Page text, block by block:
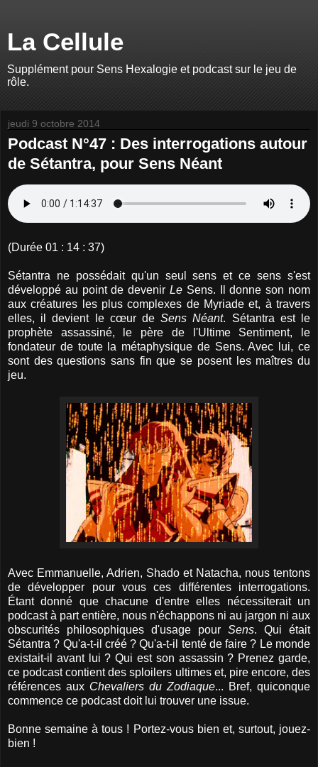
La Cellule
Supplément pour Sens Hexalogie et podcast sur le jeu de
rôle.
jeudi 9 octobre 2014
Podcast N°47 : Des interrogations autour
de Sétantra, pour Sens Néant
(Durée 01 : 14 : 37)
Sétantra ne possédait qu'un seul sens et ce sens s'est
développé au point de devenir Le Sens. Il donne son nom
aux créatures les plus complexes de Myriade et, à travers
elles, il devient le cœur deSens Néant. Sétantra est le
prophète assassiné, le père de l'Ultime Sentiment, le
fondateur de toute la métaphysique de Sens. Avec lui, ce
sont des questions sans fin que se posent les maîtres du
jeu.
Avec Emmanuelle, Adrien, Shado et Natacha, nous tentons
de développer pour vous ces différentes interrogations.
Étant donné que chacune d'entre elles nécessiterait un
podcast à part entière, nous n'échappons ni au jargon ni aux
obscurités philosophiques d'usage pour Sens. Qui était
Sétantra ? Qu'a-t-il créé ? Qu'a-t-il tenté de faire ? Le monde
existait-il avant lui ? Qui est son assassin ? Prenez garde,
ce podcast contient des sploilers ultimes et, pire encore, des
références aux Chevaliers du Zodiaque... Bref, quiconque
commence ce podcast doit lui trouver une issue.
Bonne semaine à tous ! Portez-vous bien et, surtout, jouez-
bien !